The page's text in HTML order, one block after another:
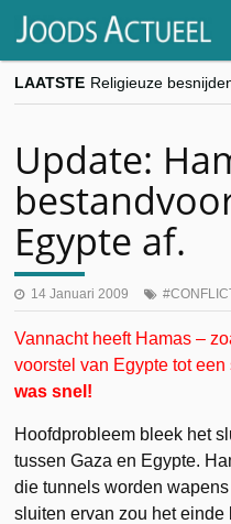
LAATSTE
Update:
Egypte af.
14 Januari 2009
Vannacht heeft Hamas –
voorstel van Egypte tot
was snel!
Hoofdprobleem bleek het
tussen Gaza en Egypte.
die tunnels worden
sluiten ervan zou het einde